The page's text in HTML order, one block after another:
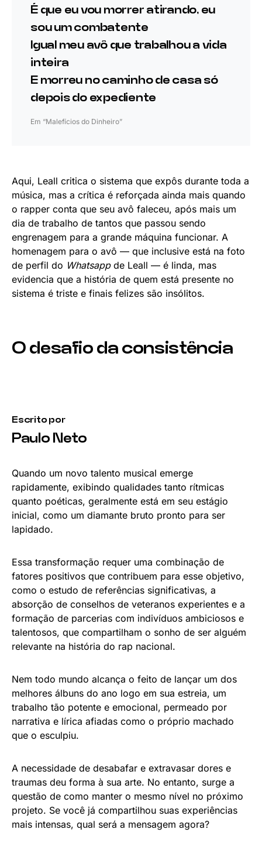
É que eu vou morrer atirando, eu
sou um combatente
Igual meu avô que trabalhou a vida
inteira
E morreu no caminho de casa só
depois do expediente
Em “Malefícios do Dinheiro”
Aqui, Leall critica o sistema que expôs durante toda a
música, mas a crítica é reforçada ainda mais quando
o rapper conta que seu avô faleceu, após mais um
dia de trabalho de tantos que passou sendo
engrenagem para a grande máquina funcionar. A
homenagem para o avô — que inclusive está na foto
de perfil do Whatsappde Leall — é linda, mas
evidencia que a história de quem está presente no
sistema é triste e finais felizes são insólitos.
O desafio da consistência
Escrito por
Paulo Neto
Quando um novo talento musical emerge
rapidamente, exibindo qualidades tanto rítmicas
quanto poéticas, geralmente está em seu estágio
inicial, como um diamante bruto pronto para ser
lapidado.
Essa transformação requer uma combinação de
fatores positivos que contribuem para esse objetivo,
como o estudo de referências significativas, a
absorção de conselhos de veteranos experientes e a
formação de parcerias com indivíduos ambiciosos e
talentosos, que compartilham o sonho de ser alguém
relevante na história do rap nacional.
Nem todo mundo alcança o feito de lançar um dos
melhores álbuns do ano logo em sua estreia, um
trabalho tão potente e emocional, permeado por
narrativa e lírica afiadas como o próprio machado
que o esculpiu.
A necessidade de desabafar e extravasar dores e
traumas deu forma à sua arte. No entanto, surge a
questão de como manter o mesmo nível no próximo
projeto. Se você já compartilhou suas experiências
mais intensas, qual será a mensagem agora?